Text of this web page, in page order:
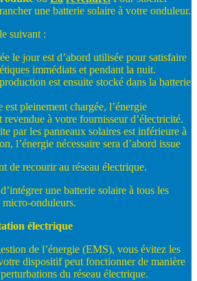
une batterie solaire à votre onduleur.
suivant :
le jour est d’abord utilisée pour satisfaire
immédiats et pendant la nuit.
est ensuite stocké dans la batterie
est pleinement chargée, l’énergie
revendue à votre fournisseur d’électricité.
par les panneaux solaires est inférieure à
l’énergie nécessaire sera d’abord issue
de recourir au réseau électrique.
une batterie solaire à tous les
onduleurs.
électrique
de l’énergie (EMS), vous évitez les
dispositif peut fonctionner de manière
du réseau électrique.